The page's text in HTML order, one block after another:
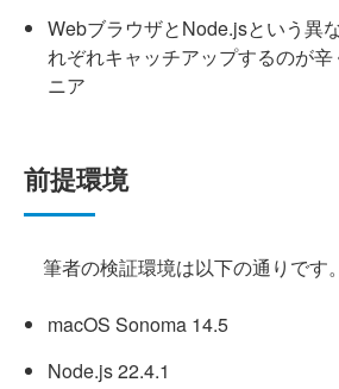
WebブラウザとNode.jsという異
れぞれキャッチアップするのが
ニア
前提環境
筆者の検証環境は以下の通りです。
macOS Sonoma 14.5
Node.js 22.4.1